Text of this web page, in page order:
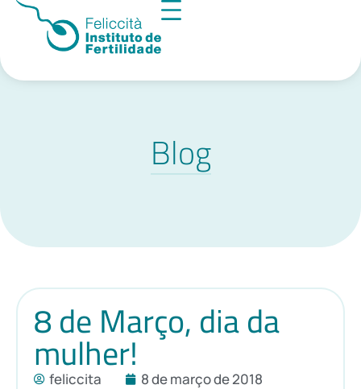
Blog
8 de Março, dia da
mulher!
feliccita 8 de março de 2018